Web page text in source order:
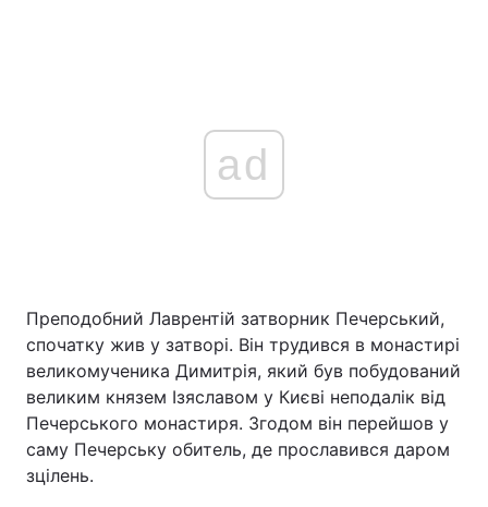
Головна Війна
Україна
ad
Преподобний Лаврентій затворник Печерський,
спочатку жив у затворі. Він трудився в монастирі
великомученика Димитрія, який був побудований
великим князем Ізяславом у Києві неподалік від
Печерського монастиря. Згодом він перейшов у
саму Печерську обитель, де прославився даром
зцілень.